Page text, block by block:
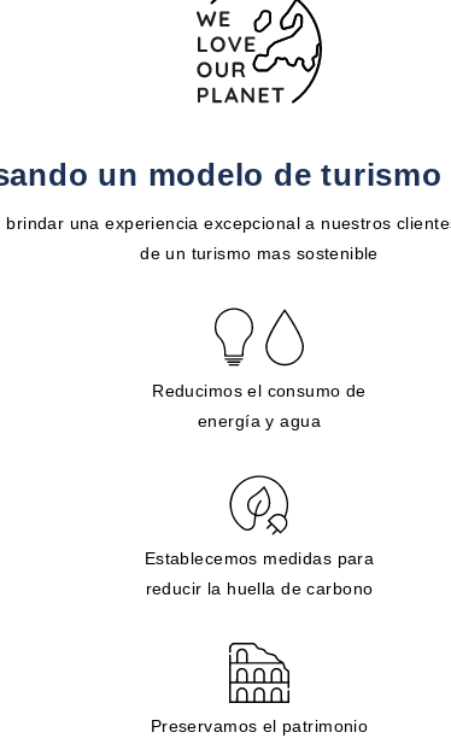
un modelo de
una experiencia excepcional a nuestros
de un turismo mas sostenible
Reducimos el consumo de
energía y agua
Establecemos medidas para
reducir la huella de carbono
Preservamos el patrimonio